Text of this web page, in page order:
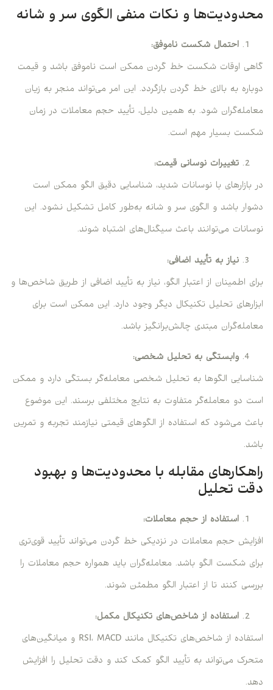
محدودیت‌ها و نکات منفی الگوی سر و شانه
احتمال شکست ناموفق:
گاهی اوقات شکست خط گردن ممکن است ناموفق باشد و قیمت
دوباره به بالای خط گردن بازگردد. این امر می‌تواند منجر به زیان
معامله‌گران شود. به همین دلیل، تأیید حجم معاملات در زمان
شکست بسیار مهم است.
تغییرات نوسانی قیمت:
در بازارهای با نوسانات شدید، شناسایی دقیق الگو ممکن است
دشوار باشد و الگوی سر و شانه به‌طور کامل تشکیل نشود. این
نوسانات می‌توانند باعث سیگنال‌های اشتباه شوند.
نیاز به تأیید اضافی:
برای اطمینان از اعتبار الگو، نیاز به تأیید اضافی از طریق شاخص‌ها و
ابزارهای تحلیل تکنیکال دیگر وجود دارد. این ممکن است برای
معامله‌گران مبتدی چالش‌برانگیز باشد.
وابستگی به تحلیل شخصی:
شناسایی الگوها به تحلیل شخصی معامله‌گر بستگی دارد و ممکن
است دو معامله‌گر متفاوت به نتایج مختلفی برسند. این موضوع
باعث می‌شود که استفاده از الگوهای قیمتی نیازمند تجربه و تمرین
باشد.
راهکارهای مقابله با محدودیت‌ها و بهبود
دقت تحلیل
استفاده از حجم معاملات:
افزایش حجم معاملات در نزدیکی خط گردن می‌تواند تأیید قوی‌تری
برای شکست الگو باشد. معامله‌گران باید همواره حجم معاملات را
بررسی کنند تا از اعتبار الگو مطمئن شوند.
استفاده از شاخص‌های تکنیکال مکمل:
استفاده از شاخص‌های تکنیکال مانند RSI، MACD و میانگین‌های
متحرک می‌تواند به تأیید الگو کمک کند و دقت تحلیل را افزایش
دهد.